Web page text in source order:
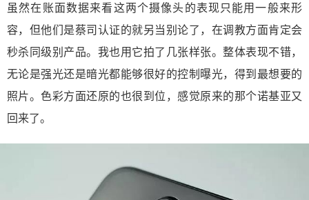
虽然在账面数据来看这两个摄像头的表现只能用一般来形
容，但他们是蔡司认证的就另当别论了，在调教方面肯定会
秒杀同级别产品。我也用它拍了几张样张。整体表现不错，
无论是强光还是暗光都能够很好的控制曝光，得到最想要的
照片。色彩方面还原的也很到位，感觉原来的那个诺基亚又
回来了。